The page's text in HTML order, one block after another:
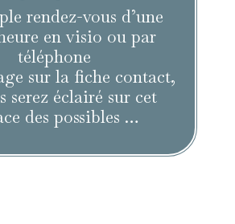
rendez-vous d’une
en visio ou par
téléphone
sur la fiche contact,
serez éclairé sur cet
des possibles …